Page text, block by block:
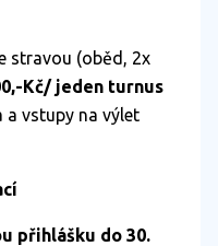
stravou (oběd, 2x
Kč/ jeden turnus
a vstupy na výlet
přihlášku do 30.